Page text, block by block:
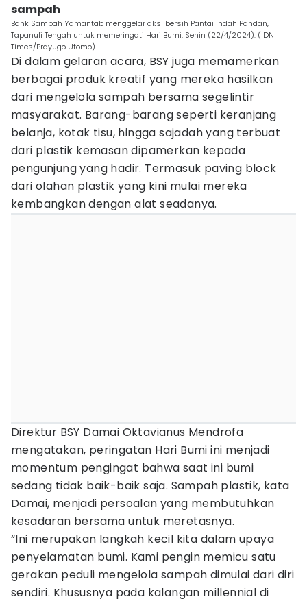
sampah
Bank Sampah Yamantab menggelar aksi bersih Pantai Indah Pandan,
Tapanuli Tengah untuk memeringati Hari Bumi, Senin (22/4/2024). (IDN
Times/Prayugo Utomo)
Di dalam gelaran acara, BSY juga memamerkan
berbagai produk kreatif yang mereka hasilkan
dari mengelola sampah bersama segelintir
masyarakat. Barang-barang seperti keranjang
belanja, kotak tisu, hingga sajadah yang terbuat
dari plastik kemasan dipamerkan kepada
pengunjung yang hadir. Termasuk paving block
dari olahan plastik yang kini mulai mereka
kembangkan dengan alat seadanya.
Direktur BSY Damai Oktavianus Mendrofa
mengatakan, peringatan Hari Bumi ini menjadi
momentum pengingat bahwa saat ini bumi
sedang tidak baik-baik saja. Sampah plastik, kata
Damai, menjadi persoalan yang membutuhkan
kesadaran bersama untuk meretasnya.
“Ini merupakan langkah kecil kita dalam upaya
penyelamatan bumi. Kami pengin memicu satu
gerakan peduli mengelola sampah dimulai dari diri
sendiri. Khususnya pada kalangan millennial di